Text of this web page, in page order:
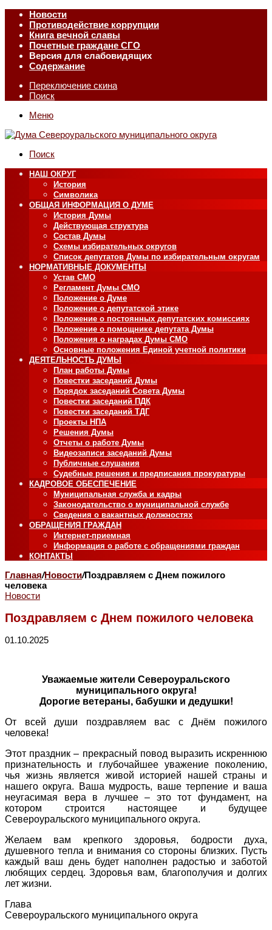
Новости
Противодействие коррупции
Книга вечной славы
Почетные граждане СГО
Версия для слабовидящих
Содержание
Переключение скина
Поиск
Меню
Поиск
НАШ ОКРУГ
История
Символика
ОБЩАЯ ИНФОРМАЦИЯ О ДУМЕ
История Думы
Действующая структура
Состав Думы
Схемы избирательных округов
Список депутатов Думы по избирательным округам
НОРМАТИВНЫЕ ДОКУМЕНТЫ
Устав СМО
Регламент Думы СМО
Положение о Думе
Положение о депутатской этике
Положение о постоянных депутатских комиссиях
Положение о помощнике депутата Думы
Положения о наградах Думы СМО
Основные положения Единой учетной политики
ДЕЯТЕЛЬНОСТЬ ДУМЫ
План работы Думы
Повестки заседаний Думы
Порядок заседаний Совета Думы
Повестки заседаний ПДК
Повестки заседаний ТДГ
Проекты НПА
Решения Думы
Отчеты о работе Думы
Видеозаписи заседаний Думы
Публичные слушания
Судебные решения и предписания прокуратуры
КАДРОВОЕ ОБЕСПЕЧЕНИЕ
Муниципальная служба и кадры
Законодательство о муниципальной службе
Сведения о вакантных должностях
ОБРАЩЕНИЯ ГРАЖДАН
Интернет-приемная
Информация о работе с обращениями граждан
КОНТАКТЫ
Главная/Новости/Поздравляем с Днем пожилого
человека
Новости
Поздравляем с Днем пожилого человека
01.10.2025
Уважаемые жители Североуральского
муниципального округа!
Дорогие ветераны, бабушки и дедушки!
От всей души поздравляем вас с Днём пожилого
человека!
Этот праздник – прекрасный повод выразить искреннюю
признательность и глубочайшее уважение поколению,
чья жизнь является живой историей нашей страны и
нашего округа. Ваша мудрость, ваше терпение и ваша
неугасимая вера в лучшее – это тот фундамент, на
котором строится настоящее и будущее
Североуральского муниципального округа.
Желаем вам крепкого здоровья, бодрости духа,
душевного тепла и внимания со стороны близких. Пусть
каждый ваш день будет наполнен радостью и заботой
любящих сердец. Здоровья вам, благополучия и долгих
лет жизни.
Глава
Североуральского муниципального округа